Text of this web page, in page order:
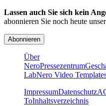
Lassen auch Sie sich kein
abonnieren Sie noch heute
Abonnieren
Über
NeroPressezentrum
LabNero Video
ImpressumDatenschutz
ToInhaltsverzeichnis